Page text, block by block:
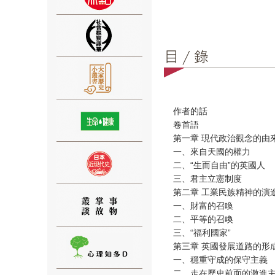
作者的話
卷首語
第一章 現代政治觀念的由
一、來自天國的權力
二、“生而自由”的英國人
三、君主立憲制度
第二章 工業民族精神的演
一、財富的召喚
二、平等的召喚
三、“福利國家”
第三章 英國發展道路的形
一、穩重守成的保守主義